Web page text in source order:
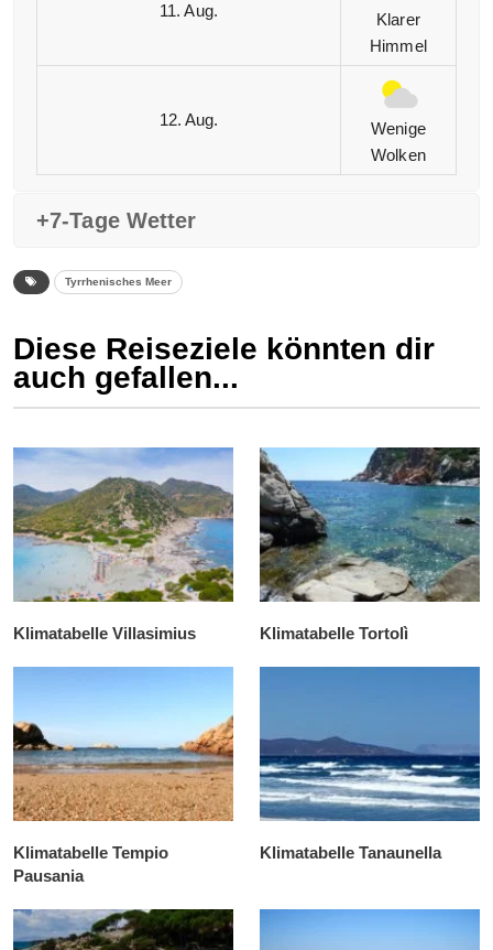
11. Aug.
Klarer
Himmel
12. Aug.
Wenige
Wolken
+7-Tage Wetter
Tyrrhenisches Meer
Diese Reiseziele könnten dir
auch gefallen...
Klimatabelle Villasimius Klimatabelle Tortolì
Klimatabelle Tempio
Pausania
Klimatabelle Tanaunella